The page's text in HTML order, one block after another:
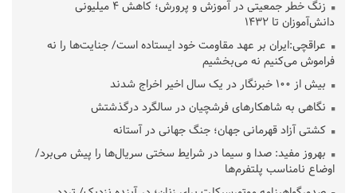
زنگ خطر جمعیتی در آموزش و پرورش؛ کاهش ۴ میلیونی
دانش‌آموزان تا ۱۴۳۲
عراقچی:ایران بر عهد مقاومت خود ایستاده است/ جنایت‌ها را نه
فراموش می‌کنیم نه می‌بخشیم
بیش از ۱۰۰ خبرنگار در یک سال اخیر اخراج شدند
نگاهی به شاهکارهای فرشچیان در سالگرد درگذشتش
کشتی آزاد قهرمانی جهان؛ جنگ جهانی در آستانه
بهروز مفید: صدا و سیما در شرایط سختی سریال‌ها را پیش می‌برد/
اوضاع نامناسب پلتفرم‌ها